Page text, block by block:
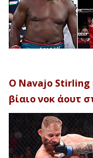
Ο Navajo Stirling
βίαιο νοκ άουτ